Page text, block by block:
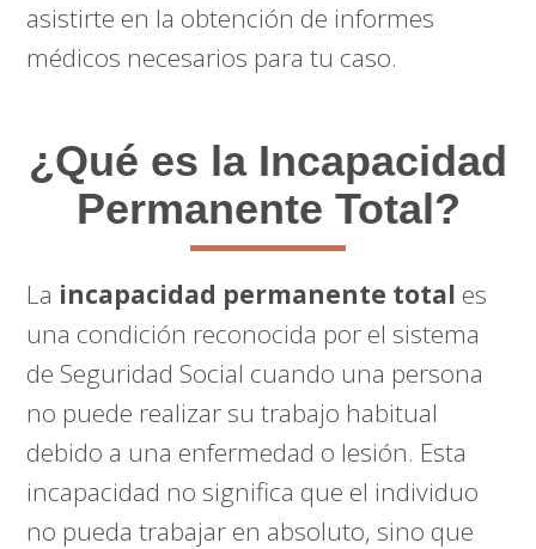
asistirte en la obtención de informes
médicos necesarios para tu caso.
¿Qué es la Incapacidad
Permanente Total?
La incapacidad permanente total es
una condición reconocida por el sistema
de Seguridad Social cuando una persona
no puede realizar su trabajo habitual
debido a una enfermedad o lesión. Esta
incapacidad no significa que el individuo
no pueda trabajar en absoluto, sino que